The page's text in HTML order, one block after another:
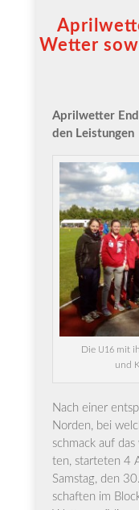
Wetter
April­wet­ter
den Leistungen
Die U16 mit
und
Nach einer
Nor­den, bei
schmack auf
ten, star­te­ten 4
Sams­tag, den
schaf­ten im